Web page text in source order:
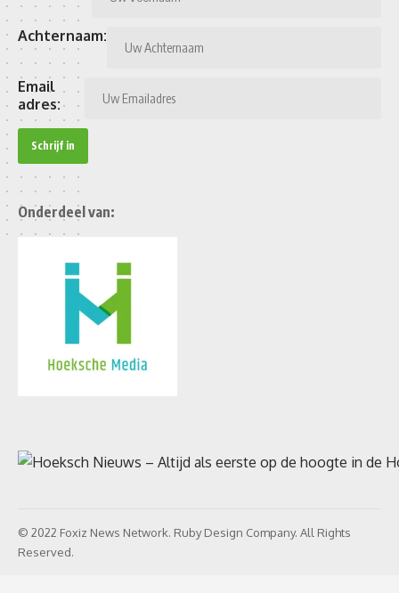
Achternaam:
Email
adres:
Onderdeel van:
© 2022 Foxiz News Network. Ruby Design Company. All Rights
Reserved.